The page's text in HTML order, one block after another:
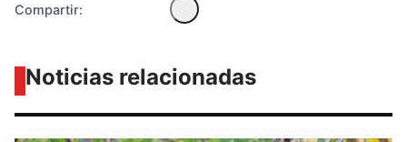
Compartir:
Noticias relacionadas